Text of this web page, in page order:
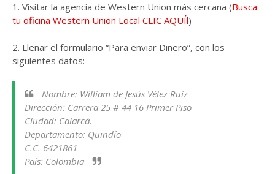
1. Visitar la agencia de Western Union más cercana (Busca
tu oficina Western Union Local CLIC AQUÍl)
2. Llenar el formulario “Para enviar Dinero”, con los
siguientes datos:
Nombre: William de Jesús Vélez Ruíz
Dirección: Carrera 25 # 44 16 Primer Piso
Ciudad: Calarcá.
Departamento: Quindío
C.C. 6421861
País: Colombia